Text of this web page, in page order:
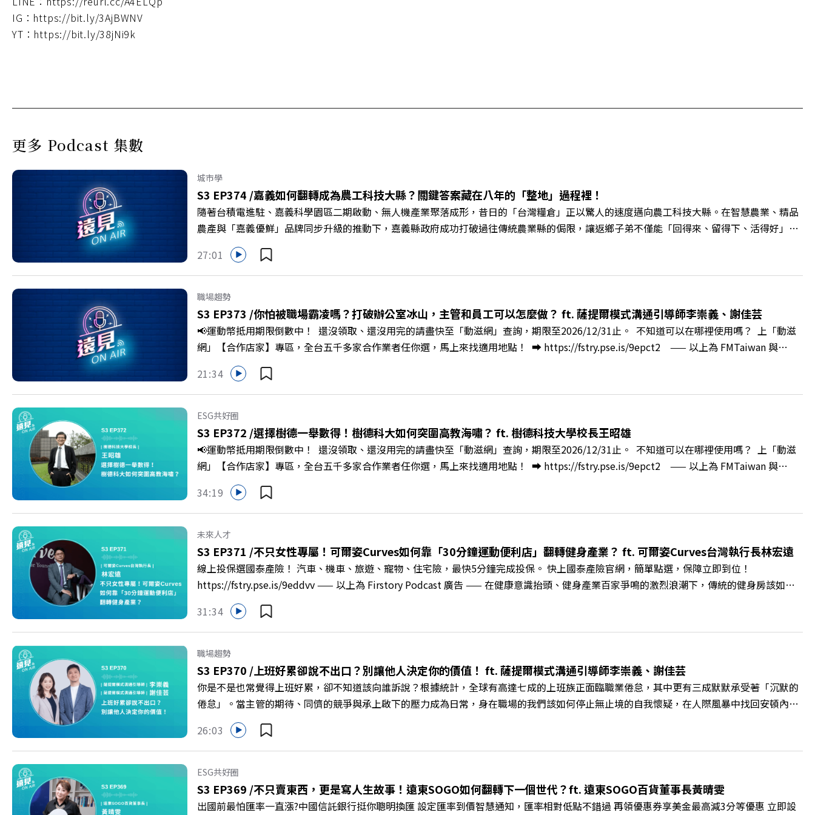
IG：https://bit.ly/3AjBWNV
YT：https://bit.ly/38jNi9k
更多 Podcast 集數
城市學
S3 EP374 /嘉義如何翻轉成為農工科技大縣？關鍵答案藏在八年的「整地」過程裡！
隨著台積電進駐、嘉義科學園區二期啟動、無人機產業聚落成形，昔日的「台灣糧倉」正以驚人的速度邁向農工科技大縣。在智慧農業、精品
農產與「嘉義優鮮」品牌同步升級的推動下，嘉義縣政府成功打破過往傳統農業縣的侷限，讓返鄉子弟不僅能「回得來、留得下、活得好」，
更為地方累積迎向黃金十年的發展動能。 本集《遠見ON AIR》邀請嘉義縣長翁章梁、立法委員蔡易餘、財信傳媒集團董事長謝金河、紙風車
劇團創辦人李永豐、以及嘉義縣人力發展所所長許喻理。帶你深入剖析《嘉義被看見了》書中收錄的八年轉型故事，讀懂這段洗天換地的歷
程，並共同看見下一個黃金十年的發展藍圖！ 🔺翁章梁縣長如何攜手團隊，在大牌林立的科技版圖中搶先卡位亞創中心？🔺品牌如何雙重升
級，化傳統作物為高價值的精品品牌？🔺如何將自身的失敗學，轉化為凝聚團隊與縣民認同感的力量？🔺在迎向黃金十年的新局下，嘉義如何
打造子弟能安心安居的未來？ 主持人／遠見雜誌副社長兼遠見智庫總編輯 李建興 與談人／嘉義縣縣長 翁章梁、立法委員 蔡易餘、財信傳媒集
團董事長 謝金河、紙風車劇團創辦人 李永豐、嘉義縣人力發展所所長 許喻理+++++🎂歡慶遠見40歲生日！手速搶下破天荒的獨家優惠
>>>https://gvmkt.pse.is/9e5pbz✨關注《遠見》更多的社群：LINE：https://reurl.cc/A4ELQpIG：https://bit.ly/3AjBWNVYT：
27:01
職場趨勢
S3 EP373 /你怕被職場霸凌嗎？打破辦公室冰山，主管和員工可以怎麼做？ ft. 薩提爾模式溝通引導師李崇義、謝佳芸
📢運動幣抵用期限倒數中！ 還沒領取、還沒用完的請盡快至「動滋網」查詢，期限至2026/12/31止。 不知道可以在哪裡使用嗎？ 上「動滋
網」【合作店家】專區，全台五千多家合作業者任你選，馬上來找適用地點！ ➡️ https://fstry.pse.is/9epct2 —— 以上為 FMTaiwan 與
Firstory Podcast 廣告 —— 你常在職場中感到焦慮、害怕犯錯，甚至覺得自己正遭受不友善的對待或霸凌嗎？當工作中的人際摩擦、怕輸怕失
敗的緊繃感成為日常，我們不能只是委屈討好或一味逃避，更需要學會看透人際互動底層的「職場冰山」。 本集《遠見 ON AIR》邀請到薩提
爾模式溝通引導師、天下文化新書《透視職場冰山》作者李崇義與謝佳芸老師，帶你透過「冰山理論」拆解職場上的對立與衝突，學會用「好
奇」代替「批判」。即使在變動快速的AI時代，也能幫自己打造不被成敗輕易定義的強韌自我。 🔺 職場衝突與霸凌從何而來？🔺 如何用「冰
山對話」看穿主管焦慮，將對立化為合作？🔺 怎麼做到「好奇少一點、批判少一點」？🔺 面對AI時代的職涯焦慮，如何把自我價值打分權拿回
手裡？ +++++📓《透視職場冰山》新書介紹>>>https://bookzone.cwgv.com.tw/book/BWL108🎂歡慶遠見40歲生日！手速搶下破天荒的獨
家優惠>>>https://gvmkt.pse.is/9e5pbz✨關注《遠見》更多的社群：LINE：https://reurl.cc/A4ELQpIG：https://bit.ly/3AjBWNVYT：
21:34
ESG共好圈
S3 EP372 /選擇樹德一舉數得！樹德科大如何突圍高教海嘯？ ft. 樹德科技大學校長王昭雄
📢運動幣抵用期限倒數中！ 還沒領取、還沒用完的請盡快至「動滋網」查詢，期限至2026/12/31止。 不知道可以在哪裡使用嗎？ 上「動滋
網」【合作店家】專區，全台五千多家合作業者任你選，馬上來找適用地點！ ➡️ https://fstry.pse.is/9epct2 —— 以上為 FMTaiwan 與
Firstory Podcast 廣告 —— 在少子化浪潮、私校面臨退場海嘯的嚴峻考驗下，南台灣的技職學校該如何轉型突圍？ 本集《遠見ON AIR》邀請
到樹德科技大學校長王昭雄，帶你解析樹德科大如何打造出兼顧學校永續發展與地方創生的技職教育新典範！ 🔺如何從「傳統私校」轉型為
「產學無縫接軌者」？ 🔺AI如何深度賦能設計與人文學科學群？ 🔺首創「菲律賓半導體專班」！驚豔科技界的國際精準育才 🔺一舉拿下4大
USR專案！深耕地方的溫暖社會責任平台 主持人／遠見雜誌副社長兼遠見智庫總編輯 李建興 與談人／樹德科技大學校長 王昭雄 +++++ 🎂歡
慶遠見40歲生日！手速搶下破天荒的獨家優惠 >>>https://gvmkt.pse.is/9e5pbz ✨關注《遠見》更多的社群： LINE：
https://reurl.cc/A4ELQp IG：https://bit.ly/3AjBWNV YT：https://bit.ly/38jNi9k Powered by Firstory Hosting
34:19
未來人才
S3 EP371 /不只女性專屬！可爾姿Curves如何靠「30分鐘運動便利店」翻轉健身產業？ ft. 可爾姿Curves台灣執行長林宏遠
線上投保選國泰產險！ 汽車、機車、旅遊、寵物、住宅險，最快5分鐘完成投保。 快上國泰產險官網，簡單點選，保障立即到位！
https://fstry.pse.is/9eddvv —— 以上為 Firstory Podcast 廣告 —— 在健康意識抬頭、健身產業百家爭鳴的激烈浪潮下，傳統的健身房該如何
轉型突圍？ 本集《遠見ON AIR》邀請到可爾姿Curves台灣執行長林宏遠，帶你解析可爾姿如何打造出兼顧健康生活與女力創業的健身新契
機！ 🔺如何從「傳統大型健身房」轉型為「社區運動便利店」？ 🔺運動如何落實最貼心的「女性專屬、零壓力」空間？ 🔺對抗肌少症、預防
高齡化！驚豔醫學界的「社會處方」 🔺超高加盟成功率！為無數女性圓夢的「女力互助與微型創業平台」 主持人／遠見雜誌副社長兼遠見智
庫總編輯 李建興 與談人／可爾姿Curves台灣執行長 林宏遠 +++++ 🫧清除腦袋的盲點，也順手理清生活的雜亂。 點開看質感養成術>>
https://gvmkt.pse.is/9al3px ✨關注《遠見》更多的社群： LINE：https://reurl.cc/A4ELQp IG：https://bit.ly/3AjBWNV YT：
https://bit.ly/38jNi9k Powered by Firstory Hosting
31:34
職場趨勢
S3 EP370 /上班好累卻說不出口？別讓他人決定你的價值！ ft. 薩提爾模式溝通引導師李崇義、謝佳芸
你是不是也常覺得上班好累，卻不知道該向誰訴說？根據統計，全球有高達七成的上班族正面臨職業倦怠，其中更有三成默默承受著「沉默的
倦怠」。當主管的期待、同儕的競爭與承上啟下的壓力成為日常，身在職場的我們該如何停止無止境的自我懷疑，在人際風暴中找回安頓內心
的力量？ 本集《遠見ON AIR》邀請新書《透視職場冰山》作者、薩提爾模式溝通引導師李崇義與謝佳芸，教你如何看穿職場底層的應對姿
態，以及在緊湊的職場節奏中，修煉安頓心法！ 🔺你的自我價值，難道只能由考績和主管來決定？ 🔺你或你的同事，正在用哪種「不一致」
的姿態應對壓力？ 🔺如何在中高壓的「三明治主管」困境中全身而退？ 主持人／遠見雜誌總編輯 林讓均 與談人／薩提爾模式溝通引導師、作
者 李崇義、謝佳芸 +++++ 🫧清除腦袋的盲點，也順手理清生活的雜亂。 點開看質感養成術>> https://gvmkt.pse.is/9al3px ✨關注《遠見》更
多的社群： LINE：https://reurl.cc/A4ELQp IG：https://bit.ly/3AjBWNV YT：https://bit.ly/38jNi9k Powered by Firstory Hosting
26:03
ESG共好圈
S3 EP369 /不只賣東西，更是寫人生故事！遠東SOGO如何翻轉下一個世代？ft. 遠東SOGO百貨董事長黃晴雯
出國前最怕匯率一直漲?中國信託銀行挺你聰明換匯 設定匯率到價智慧通知，匯率相對低點不錯過 再領優惠券享美金最高減3分等優惠 立即設